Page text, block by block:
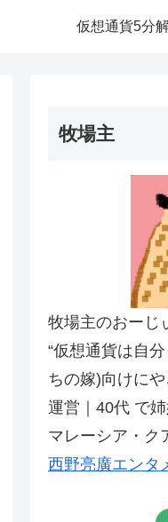
仮想通貨5分
牧場主
牧場主のおーじ
“仮想通貨は自
ちの嫁)向けに
運営｜40代 で
マレーシア・ク
西野亮廣エンタ